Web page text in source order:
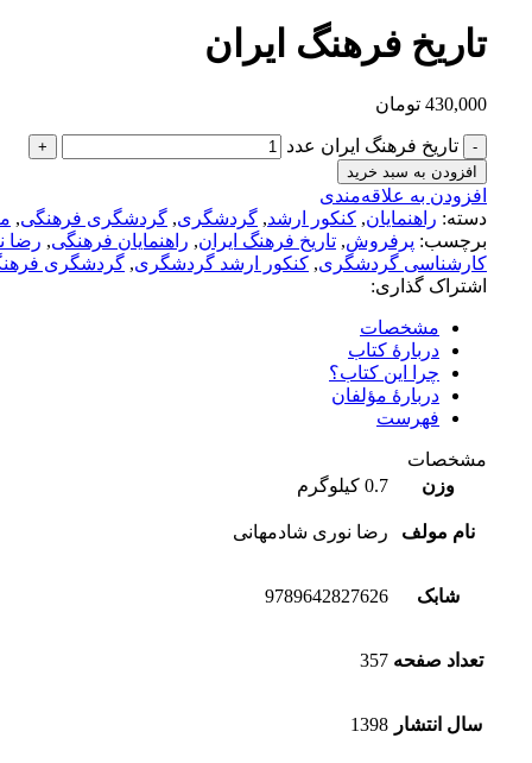
تاریخ فرهنگ ایران
430,000 تومان
تاریخ فرهنگ ایران عدد
افزودن به سبد خرید
افزودن به علاقه‌مندی
دسته: راهنمایان, کنکور ارشد, گردشگری, گردشگری فرهنگی,
برچسب: پرفروش, تاریخ فرهنگ ایران, راهنمایان فرهنگی, رضا
کارشناسی گردشگری, کنکور ارشد گردشگری, گردشگری
اشتراک گذاری:
مشخصات
دربارۀ کتاب
چرا این کتاب؟
دربارۀ مؤلفان
فهرست
مشخصات
وزن
0.7 کیلوگرم
نام مولف رضا نوری شادمهانی
شابک 9789642827626
تعداد صفحه 357
سال انتشار 1398